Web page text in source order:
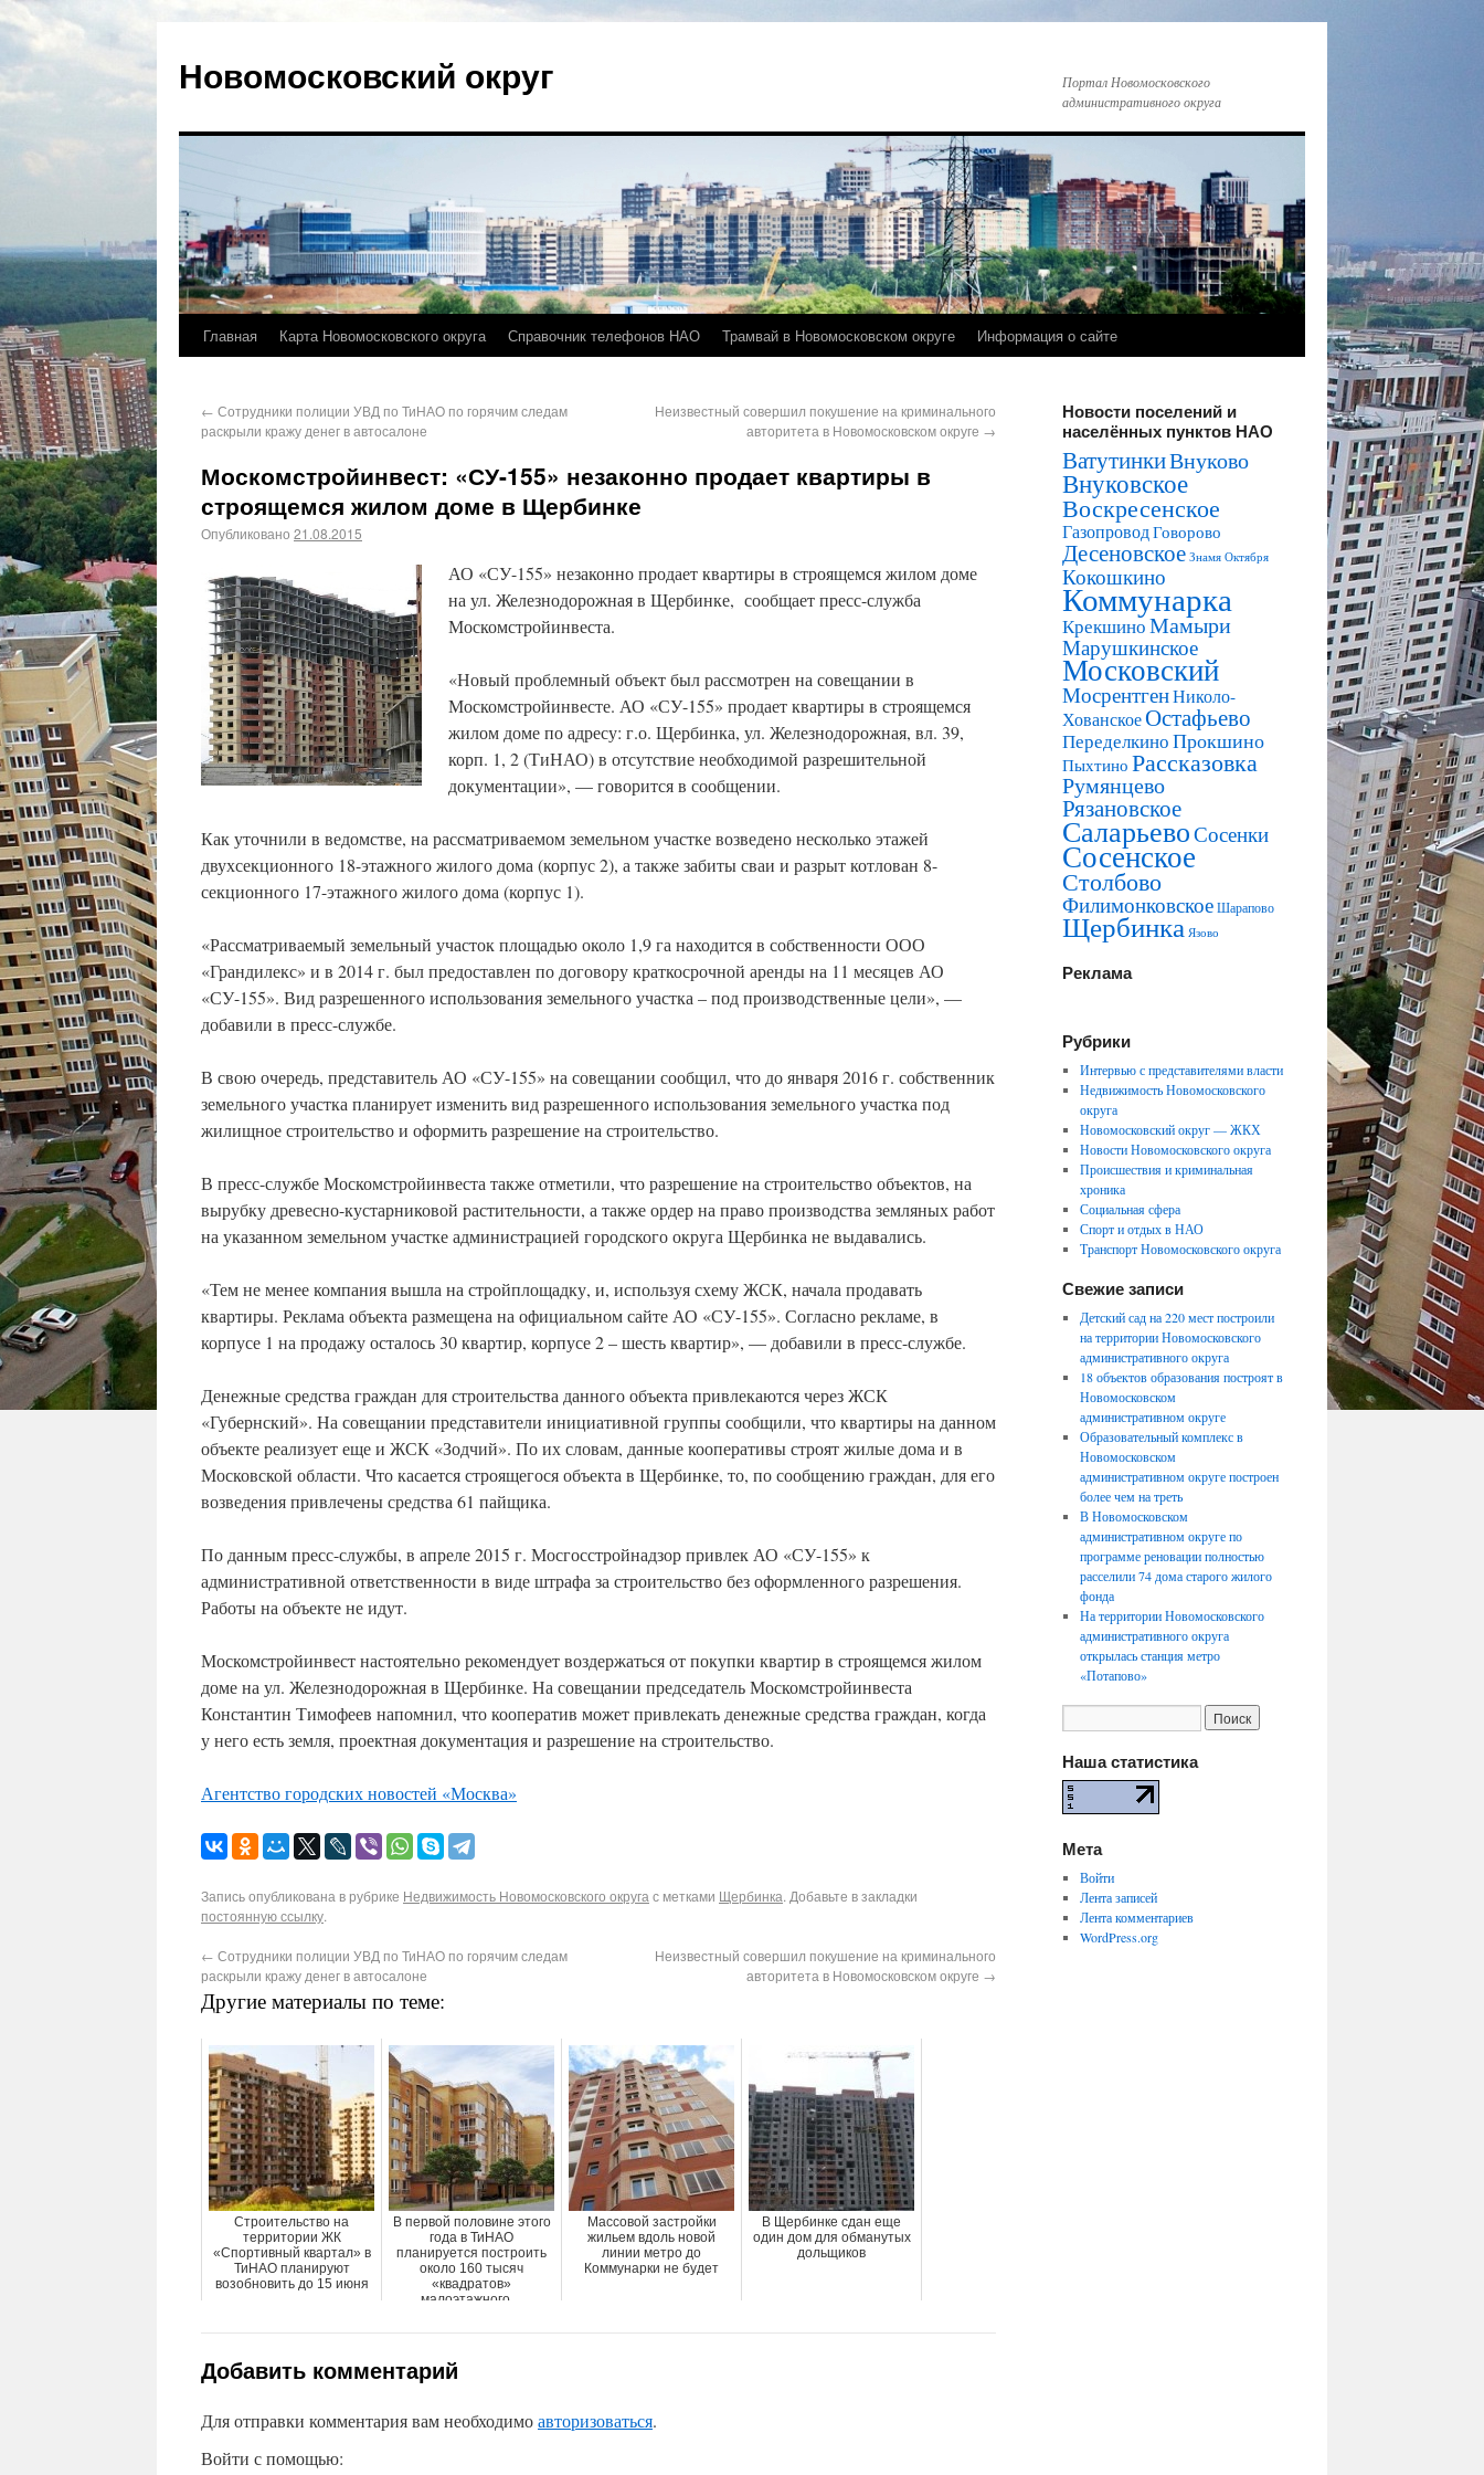
Новомосковский округ
Портал Новомосковского
административного округа
Главная Карта Новомосковского округа Справочник телефонов НАО Трамвай в Новомосковском округе Информация о сайте
← Сотрудники полиции УВД по ТиНАО по горячим следам
раскрыли кражу денег в автосалоне
Неизвестный совершил покушение на криминального
авторитета в Новомосковском округе →
Москомстройинвест: «СУ-155» незаконно продает квартиры в
строящемся жилом доме в Щербинке
Опубликовано 21.08.2015
АО «СУ-155» незаконно продает квартиры в строящемся жилом доме
на ул. Железнодорожная в Щербинке, сообщает пресс-служба
Москомстройинвеста.
«Новый проблемный объект был рассмотрен на совещании в
Москомстройинвесте. АО «СУ-155» продает квартиры в строящемся
жилом доме по адресу: г.о. Щербинка, ул. Железнодорожная, вл. 39,
корп. 1, 2 (ТиНАО) в отсутствие необходимой разрешительной
документации», — говорится в сообщении.
Как уточнили в ведомстве, на рассматриваемом земельном участке возведено несколько этажей
двухсекционного 18-этажного жилого дома (корпус 2), а также забиты сваи и разрыт котлован 8-
секционного 17-этажного жилого дома (корпус 1).
«Рассматриваемый земельный участок площадью около 1,9 га находится в собственности ООО
«Грандилекс» и в 2014 г. был предоставлен по договору краткосрочной аренды на 11 месяцев АО
«СУ-155». Вид разрешенного использования земельного участка – под производственные цели», —
добавили в пресс-службе.
В свою очередь, представитель АО «СУ-155» на совещании сообщил, что до января 2016 г. собственник
земельного участка планирует изменить вид разрешенного использования земельного участка под
жилищное строительство и оформить разрешение на строительство.
В пресс-службе Москомстройинвеста также отметили, что разрешение на строительство объектов, на
вырубку древесно-кустарниковой растительности, а также ордер на право производства земляных работ
на указанном земельном участке администрацией городского округа Щербинка не выдавались.
«Тем не менее компания вышла на стройплощадку, и, используя схему ЖСК, начала продавать
квартиры. Реклама объекта размещена на официальном сайте АО «СУ-155». Согласно рекламе, в
корпусе 1 на продажу осталось 30 квартир, корпусе 2 – шесть квартир», — добавили в пресс-службе.
Денежные средства граждан для строительства данного объекта привлекаются через ЖСК
«Губернский». На совещании представители инициативной группы сообщили, что квартиры на данном
объекте реализует еще и ЖСК «Зодчий». По их словам, данные кооперативы строят жилые дома и в
Московской области. Что касается строящегося объекта в Щербинке, то, по сообщению граждан, для его
возведения привлечены средства 61 пайщика.
По данным пресс-службы, в апреле 2015 г. Мосгосстройнадзор привлек АО «СУ-155» к
административной ответственности в виде штрафа за строительство без оформленного разрешения.
Работы на объекте не идут.
Москомстройинвест настоятельно рекомендует воздержаться от покупки квартир в строящемся жилом
доме на ул. Железнодорожная в Щербинке. На совещании председатель Москомстройинвеста
Константин Тимофеев напомнил, что кооператив может привлекать денежные средства граждан, когда
у него есть земля, проектная документация и разрешение на строительство.
Агентство городских новостей «Москва»
Запись опубликована в рубрике Недвижимость Новомосковского округа с метками Щербинка. Добавьте в закладки
постоянную ссылку.
← Сотрудники полиции УВД по ТиНАО по горячим следам
раскрыли кражу денег в автосалоне
Неизвестный совершил покушение на криминального
авторитета в Новомосковском округе →
Другие материалы по теме:
Строительство на
территории ЖК
«Спортивный квартал» в
ТиНАО планируют
возобновить до 15 июня
В первой половине этого
года в ТиНАО
планируется построить
около 160 тысяч
«квадратов»
малоэтажного ...
Массовой застройки
жильем вдоль новой
линии метро до
Коммунарки не будет
В Щербинке сдан еще
один дом для обманутых
дольщиков
Добавить комментарий
Для отправки комментария вам необходимоавторизоваться.
Войти с помощью:
Новости поселений и
населённых пунктов НАО
ВатутинкиВнуково
Внуковское
Воскресенское
ГазопроводГоворово
Десеновское Знамя Октября
Кокошкино
Коммунарка
КрекшиноМамыри
Марушкинское
Московский
МосрентгенНиколо-
ХованскоеОстафьево
ПеределкиноПрокшино
Пыхтино Рассказовка
Румянцево
Рязановское
СаларьевоСосенки
Сосенское
Столбово
ФилимонковскоеШарапово
Щербинка Язово
Реклама
Рубрики
Интервью с представителями власти
Недвижимость Новомосковского
округа
Новомосковский округ — ЖКХ
Новости Новомосковского округа
Происшествия и криминальная
хроника
Социальная сфера
Спорт и отдых в НАО
Транспорт Новомосковского округа
Свежие записи
Детский сад на 220 мест построили
на территории Новомосковского
административного округа
18 объектов образования построят в
Новомосковском
административном округе
Образовательный комплекс в
Новомосковском
административном округе построен
более чем на треть
В Новомосковском
административном округе по
программе реновации полностью
расселили 74 дома старого жилого
фонда
На территории Новомосковского
административного округа
открылась станция метро
«Потапово»
Наша статистика
Мета
Войти
Лента записей
Лента комментариев
WordPress.org